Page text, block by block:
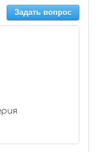
Задать вопрос